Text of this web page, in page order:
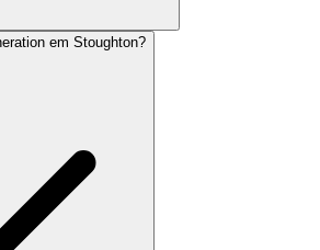
em Stoughton?